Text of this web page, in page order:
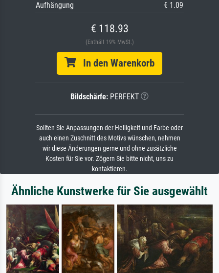
Aufhängung
€ 1.09
€ 118.93
(Enthält 19% MwSt.)
In den Warenkorb
Bildschärfe: PERFEKT
Sollten Sie Anpassungen der Helligkeit und Farbe oder
auch einen Zuschnitt des Motivs wünschen, nehmen
wir diese Änderungen gerne und ohne zusätzliche
Kosten für Sie vor. Zögern Sie bitte nicht, uns zu
kontaktieren.
Ähnliche Kunstwerke für Sie ausgewählt